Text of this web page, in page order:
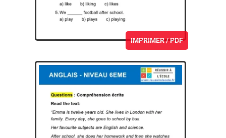
IMPRIMER / PDF